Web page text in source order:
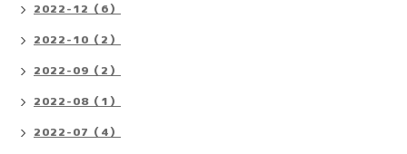
2022-12（6）
2022-10（2）
2022-09（2）
2022-08（1）
2022-07（4）